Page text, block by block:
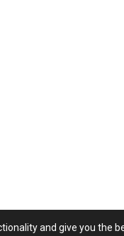
and give you the